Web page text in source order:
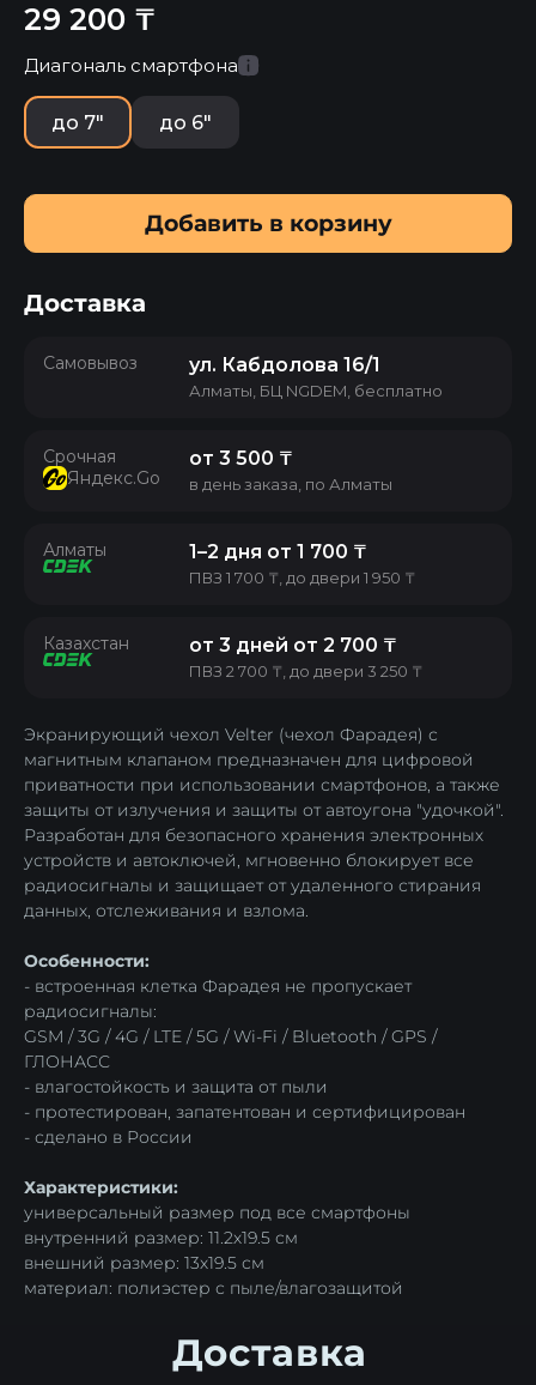
29 200 ₸
Диагональ смартфона
до 7" до 6"
Добавить в корзину
Доставка
Самовывоз ул. Кабдолова 16/1
Алматы, БЦ NGDEM, бесплатно
Срочная
Яндекс.Go
от 3 500 ₸
в день заказа, по Алматы
Алматы 1–2 дня от 1 700 ₸
ПВЗ 1 700 ₸, до двери 1 950 ₸
Казахстан от 3 дней от 2 700 ₸
ПВЗ 2 700 ₸, до двери 3 250 ₸
Экранирующий чехол Velter (чехол Фарадея) с
магнитным клапаном предназначен для цифровой
приватности при использовании смартфонов, а также
защиты от излучения и защиты от автоугона "удочкой".
Разработан для безопасного хранения электронных
устройств и автоключей, мгновенно блокирует все
радиосигналы и защищает от удаленного стирания
данных, отслеживания и взлома.
Особенности:
- встроенная клетка Фарадея не пропускает
радиосигналы:
GSM / 3G / 4G / LTE / 5G / Wi-Fi / Bluetooth / GPS /
ГЛОНАСС
- влагостойкость и защита от пыли
- протестирован, запатентован и сертифицирован
- сделано в России
Характеристики:
универсальный размер под все смартфоны
внутренний размер: 11.2х19.5 см
внешний размер: 13х19.5 см
материал: полиэстер с пыле/влагозащитой
Доставка